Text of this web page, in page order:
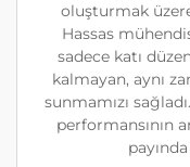
oluşturmak
Hassas
sadece katı
kalmayan, aynı
sunmamızı
performansının